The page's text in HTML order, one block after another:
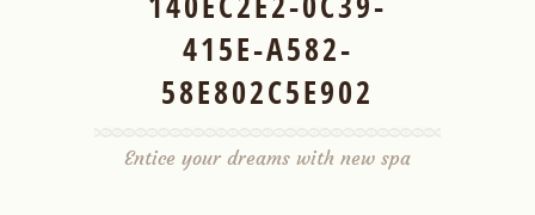
415E-A582-
58E802C5E902
Entice your dreams with new spa